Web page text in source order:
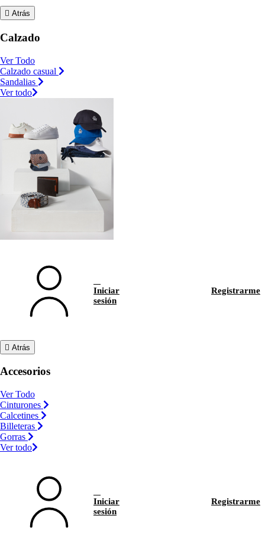
Atrás
Calzado
Ver Todo
Calzado casual
Sandalias
Ver todo
Iniciar
sesión
Registrarme
Atrás
Accesorios
Ver Todo
Cinturones
Calcetines
Billeteras
Gorras
Ver todo
Iniciar
sesión
Registrarme